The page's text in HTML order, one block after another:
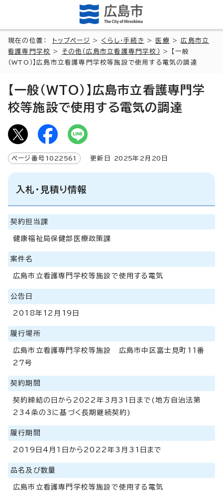
現在の位置： トップページ > くらし・手続き > 医療 >広島市立
看護専門学校 > その他（広島市立看護専門学校）
> 【一般
（WTO）】広島市立看護専門学校等施設で使用する電気の調達
【一般（WTO）】広島市立看護専門学
校等施設で使用する電気の調達
ページ番号 1022561 更新日 2025年2月 20 日
入札・見積り情報
契約担当課
健康福祉局保健部医療政策課
案件名
広島市立看護専門学校等施設で使用する電気
公告日
2018年12月19日
履行場所
広島市立看護専門学校等施設 広島市中区富士見町11番
27号
契約期間
契約締結の日から2022年3月31日まで(地方自治法第
234条の3に基づく長期継続契約)
履行期間
2019日4月1日から2022年3月31日まで
品名及び数量
広島市立看護専門学校等施設で使用する電気